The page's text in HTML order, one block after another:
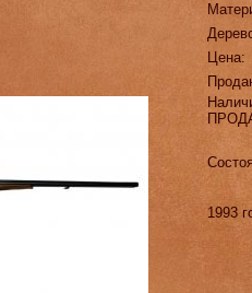
Цена:
1993